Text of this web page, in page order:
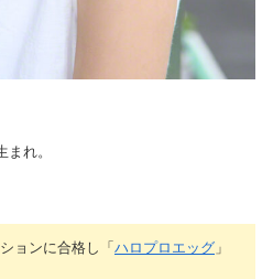
れ。
ョンに合格し「ハロプロエッグ 」